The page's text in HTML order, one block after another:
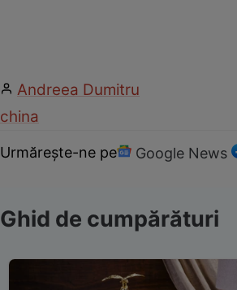
Andreea Dumitru
china
Urmărește-ne pe Google News
Ghid de cumpărături